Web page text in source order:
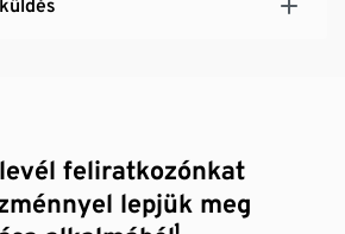
feliratkozónkat
lepjük meg